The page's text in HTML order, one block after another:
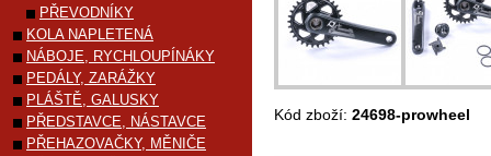
Kód zboží: 24698-prowheel
PŘEVODNÍKY
KOLA NAPLETENÁ
NÁBOJE, RYCHLOUPÍNÁKY
PEDÁLY, ZARÁŽKY
PLÁŠTĚ, GALUSKY
PŘEDSTAVCE, NÁSTAVCE
PŘEHAZOVAČKY, MĚNIČE